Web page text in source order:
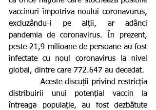
vaccinuri împotriva noului coronavurus,
excluzându-i pe alţii, ar adânci
pandemia de coronavirus. În prezent,
peste 21,9 milioane de persoane au fost
infectate cu noul coronavirus la nivel
global, dintre care 772.647 au decedat.
distribuirii unui potențial vaccin la
întreaga populație, au fost dezbătute